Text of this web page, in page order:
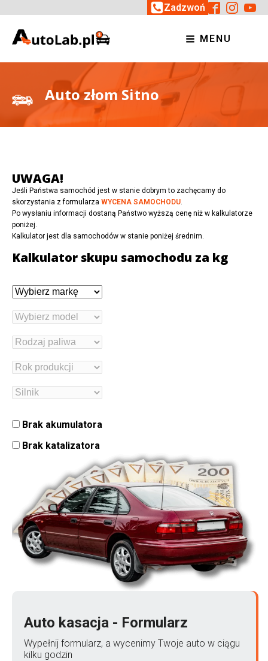
Zadzwoń
MENU
Auto złom Sitno
UWAGA!
Jeśli Państwa samochód jest w stanie dobrym to zachęcamy do
skorzystania z formularza WYCENA SAMOCHODU.
Po wysłaniu informacji dostaną Państwo wyższą cenę niż w kalkulatorze
poniżej.
Kalkulator jest dla samochodów w stanie poniżej średnim.
Kalkulator skupu samochodu za kg
Brak akumulatora
Brak katalizatora
Auto kasacja - Formularz
Wypełnij formularz, a wycenimy Twoje auto w ciągu
kilku godzin